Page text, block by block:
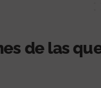
de las